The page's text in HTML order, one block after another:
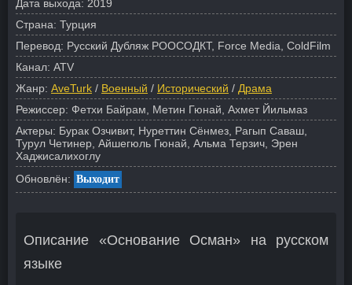
Дата выхода: 2019
Страна: Турция
Перевод: Русский Дубляж РООСОДКТ, Force Media, ColdFilm
Канал: ATV
Жанр: AveTurk / Военный / Исторический / Драма
Режиссер: Фетхи Байрам, Метин Гюнай, Ахмет Йильмаз
Актеры: Бурак Озчивит, Нуреттин Сёнмез, Рагып Саваш,
Турул Четинер, Айшегюль Гюнай, Альма Терзич, Эрен
Хаджисалихоглу
Обновлён: Выходит
Описание «Основание Осман» на русском
языке